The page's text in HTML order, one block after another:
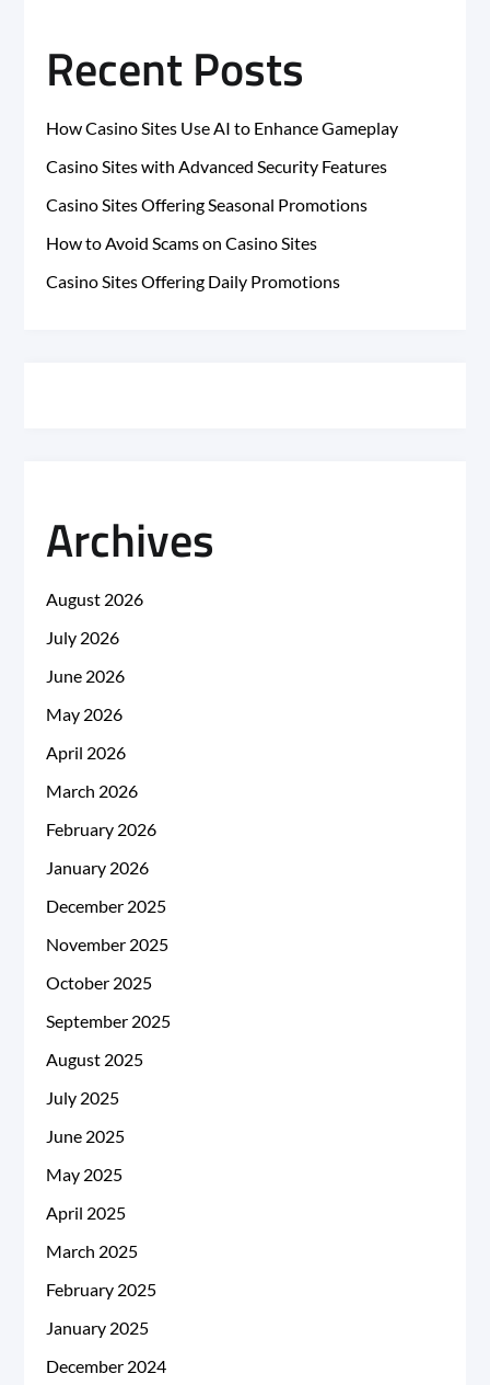
Recent Posts
How Casino Sites Use AI to Enhance Gameplay
Casino Sites with Advanced Security Features
Casino Sites Offering Seasonal Promotions
How to Avoid Scams on Casino Sites
Casino Sites Offering Daily Promotions
Archives
August 2026
July 2026
June 2026
May 2026
April 2026
March 2026
February 2026
January 2026
December 2025
November 2025
October 2025
September 2025
August 2025
July 2025
June 2025
May 2025
April 2025
March 2025
February 2025
January 2025
December 2024